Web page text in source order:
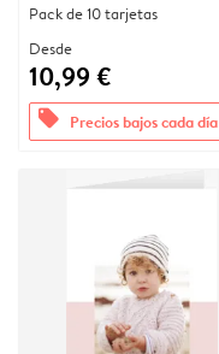
Pack de 10 tarjetas
Desde
10,99 €
offers Precios bajos cada día